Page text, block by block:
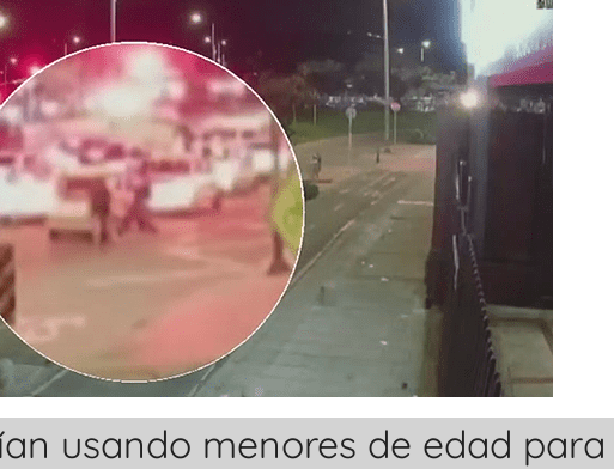
usando menores de edad para